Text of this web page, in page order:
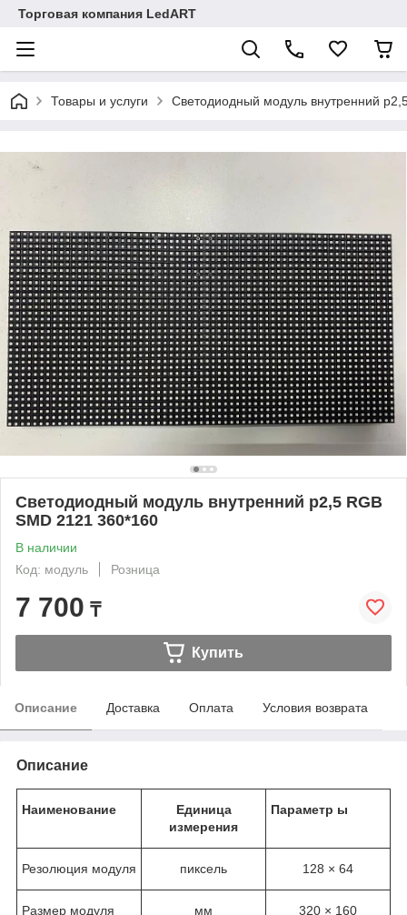
Торговая компания LedART
Товары и услуги Светодиодный модуль внутренний
Светодиодный модуль внутренний р2,5 RGB
SMD 2121 360*160
В наличии
Код: модуль
Розница
7 700 ₸
Купить
Описание Доставка Оплата Условия возврата
Описание
Наименование
Единица
измерения
Параметр ы
Резолюция модуля пиксель 128 × 64
Размер модуля мм 320 × 160